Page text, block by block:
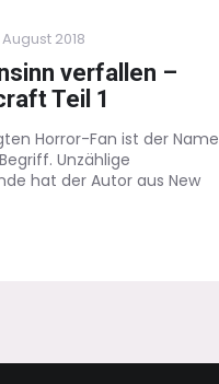
August 2018
verfallen –
Teil 1
Horror-Fan ist der Name
Unzählige
hat der Autor aus New